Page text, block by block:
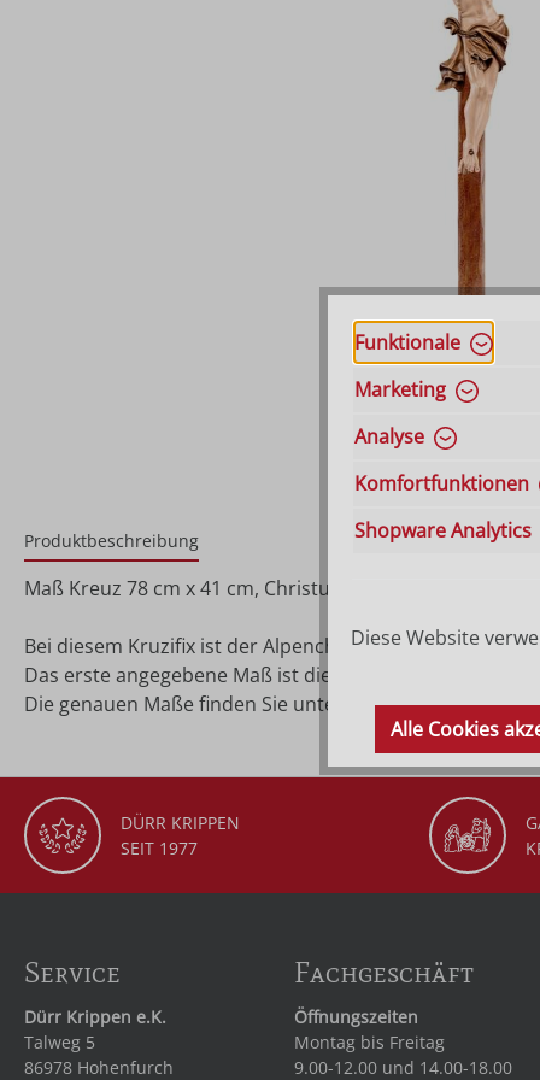
Produktbeschreibung
Maß Kreuz 78 cm x 41 cm, Christus 35 cm
Bei diesem Kruzifix ist der Alpenchristus aus
Das erste angegebene Maß ist die Größe vom
Die genauen Maße finden Sie unter 'Details'.
DÜRR KRIPPEN
SEIT 1977
Service
Dürr Krippen e.K.
Talweg 5
86978 Hohenfurch
Fachgeschäft
Öffnungszeiten
Montag bis Freitag
9.00-12.00 und 14.00-18.00
Funktionale
Marketing
Analyse
Komfortfunktionen
Shopware Analytics
Diese Website
Alle Cookies